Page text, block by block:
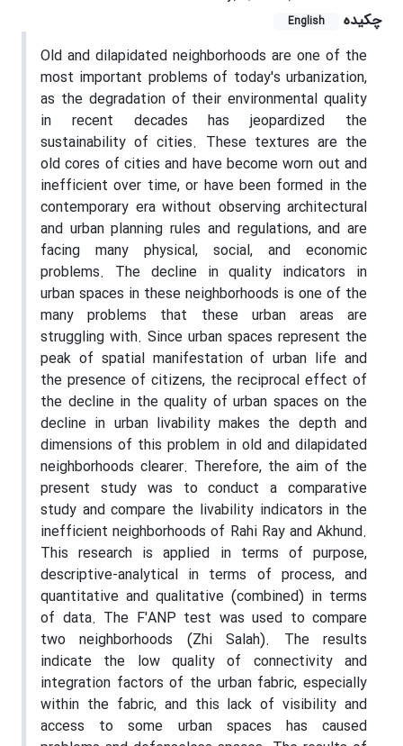
چکیده
English
Old and dilapidated neighborhoods are one of the
most important problems of today's urbanization,
as the degradation of their environmental quality
in recent decades has jeopardized the
sustainability of cities. These textures are the
old cores of cities and have become worn out and
inefficient over time, or have been formed in the
contemporary era without observing architectural
and urban planning rules and regulations, and are
facing many physical, social, and economic
problems. The decline in quality indicators in
urban spaces in these neighborhoods is one of the
many problems that these urban areas are
struggling with. Since urban spaces represent the
peak of spatial manifestation of urban life and
the presence of citizens, the reciprocal effect of
the decline in the quality of urban spaces on the
decline in urban livability makes the depth and
dimensions of this problem in old and dilapidated
neighborhoods clearer. Therefore, the aim of the
present study was to conduct a comparative
study and compare the livability indicators in the
inefficient neighborhoods of Rahi Ray and Akhund.
This research is applied in terms of purpose,
descriptive-analytical in terms of process, and
quantitative and qualitative (combined) in terms
of data. The F'ANP test was used to compare
two neighborhoods (Zhi Salah). The results
indicate the low quality of connectivity and
integration factors of the urban fabric, especially
within the fabric, and this lack of visibility and
access to some urban spaces has caused